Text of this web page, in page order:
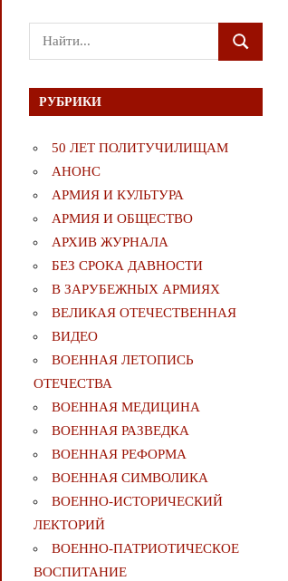
Поиск
для:
ПОИСК
РУБРИКИ
50 ЛЕТ ПОЛИТУЧИЛИЩАМ
АНОНС
АРМИЯ И КУЛЬТУРА
АРМИЯ И ОБЩЕСТВО
АРХИВ ЖУРНАЛА
БЕЗ СРОКА ДАВНОСТИ
В ЗАРУБЕЖНЫХ АРМИЯХ
ВЕЛИКАЯ ОТЕЧЕСТВЕННАЯ
ВИДЕО
ВОЕННАЯ ЛЕТОПИСЬ
ОТЕЧЕСТВА
ВОЕННАЯ МЕДИЦИНА
ВОЕННАЯ РАЗВЕДКА
ВОЕННАЯ РЕФОРМА
ВОЕННАЯ СИМВОЛИКА
ВОЕННО-ИСТОРИЧЕСКИЙ
ЛЕКТОРИЙ
ВОЕННО-ПАТРИОТИЧЕСКОЕ
ВОСПИТАНИЕ